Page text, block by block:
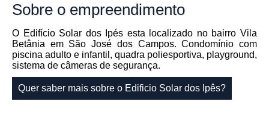
Sobre o empreendimento
O Edifício Solar dos Ipés esta localizado no bairro Vila
Betânia em São José dos Campos. Condomínio com
piscina adulto e infantil, quadra poliesportiva, playground,
sistema de câmeras de segurança.
Quer saber mais sobre o Edificio Solar dos Ipês?